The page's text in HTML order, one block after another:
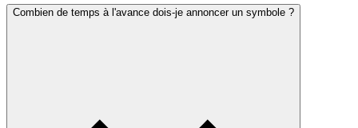
Combien de temps à l'avance dois-je annoncer un symbole ?